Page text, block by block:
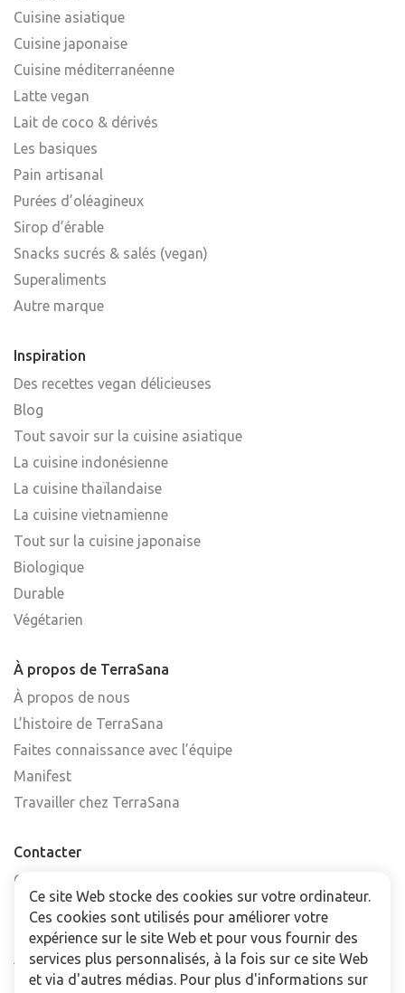
Cuisine asiatique
Cuisine japonaise
Cuisine méditerranéenne
Latte vegan
Lait de coco & dérivés
Les basiques
Pain artisanal
Purées d’oléagineux
Sirop d’érable
Snacks sucrés & salés (vegan)
Superaliments
Autre marque
Inspiration
Des recettes vegan délicieuses
Blog
Tout savoir sur la cuisine asiatique
La cuisine indonésienne
La cuisine thaïlandaise
La cuisine vietnamienne
Tout sur la cuisine japonaise
Biologique
Durable
Végétarien
À propos de TerraSana
À propos de nous
L’histoire de TerraSana
Faites connaissance avec l’équipe
Manifest
Travailler chez TerraSana
Contacter
Contactez-nous
Trouver un point de vente
FAQ
Abonnez-vous à la newsletter
Ce site Web stocke des cookies sur votre ordinateur.
Ces cookies sont utilisés pour améliorer votre
expérience sur le site Web et pour vous fournir des
services plus personnalisés, à la fois sur ce site Web
et via d'autres médias. Pour plus d'informations sur